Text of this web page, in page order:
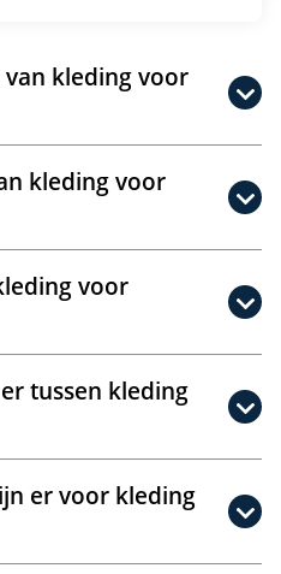
kleding voor
kleding voor
voor
tussen kleding
er voor kleding